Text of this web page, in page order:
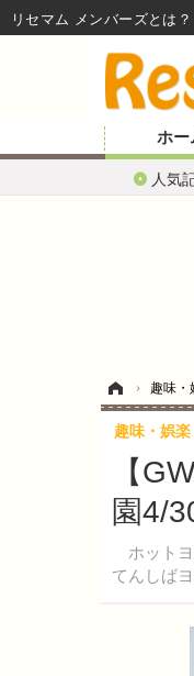
ホー
人気
› 趣味・
【
園4/
ホットヨ
てんしば
趣味・娯楽
リセマム メンバーズ